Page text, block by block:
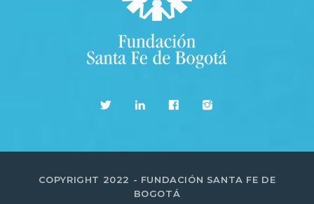
COPYRIGHT 2022 - FUNDACIÓN SANTA FE DE
BOGOTÁ